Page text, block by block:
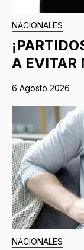
NACIONALES
A EVITAR
6 Agosto 2026
NACIONALES